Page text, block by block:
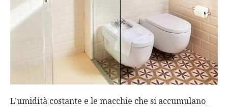
L’umidità costante e le macchie che si accumulano